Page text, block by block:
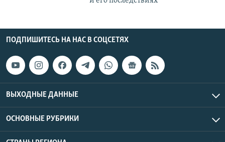
ПОДПИШИТЕСЬ НА НАС В СОЦСЕТЯХ
ВЫХОДНЫЕ ДАННЫЕ
ОСНОВНЫЕ РУБРИКИ